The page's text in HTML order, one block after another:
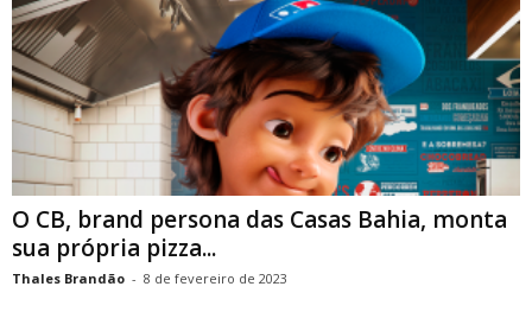
O CB, brand persona das Casas Bahia, monta
sua própria pizza...
Thales Brandão - 8 de fevereiro de 2023